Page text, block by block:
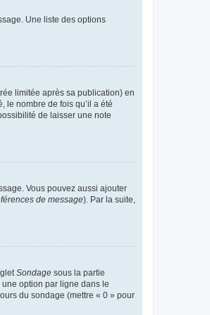
Une liste des options
limitée après sa publication) en
le nombre de fois qu’il a été
de laisser une note
Vous pouvez aussi ajouter
de message). Par la suite,
Sondage sous la partie
option par ligne dans le
du sondage (mettre « 0 » pour